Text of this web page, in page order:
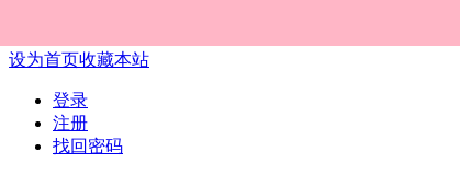
设为首页收藏本站
登录
注册
找回密码